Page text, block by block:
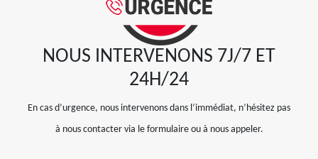
NOUS INTERVENONS 7J/7 ET
24H/24
En cas d’urgence, nous intervenons dans l’immédiat, n’hésitez pas
à nous contacter via le formulaire ou à nous appeler.